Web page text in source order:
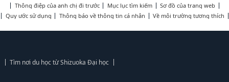
Thông điệp của anh chị đi trước
Mục lục tìm kiếm
Sơ đồ của trang web
Quy ước sử dụng
Thông báo về thông tin cá nhân Về môi trường tương thích
Tìm nơi du học từ Shizuoka Đại học